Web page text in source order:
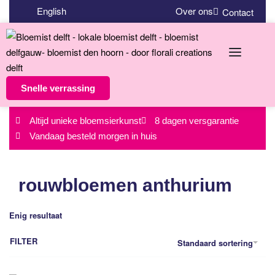
English Over ons Contact
Snelle verrassing
Altijd unieke bloemsierkunst
8 dagen versgarantie
Vandaag besteld morgen in huis
rouwbloemen anthurium
Enig resultaat
Standaard sortering
FILTER